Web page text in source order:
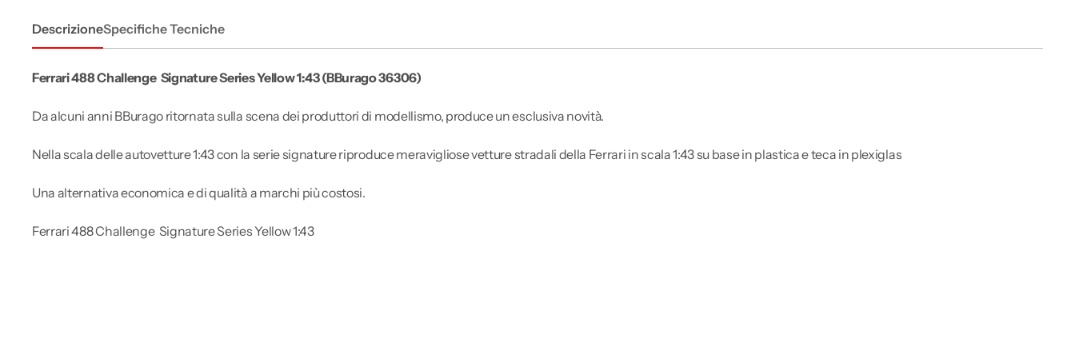
DescrizioneSpecifiche Tecniche
Ferrari 488 Challenge Signature Series Yellow 1:43 (BBurago 36306)
Da alcuni anni BBurago ritornata sulla scena dei produttori di modellismo, produce un esclusiva novità.
Nella scala delle autovetture 1:43 con la serie signature riproduce meravigliose vetture stradali della Ferrari in scala 1:43 su base in plastica e teca in plexiglas
Una alternativa economica e di qualità a marchi più costosi.
Ferrari 488 Challenge Signature Series Yellow 1:43